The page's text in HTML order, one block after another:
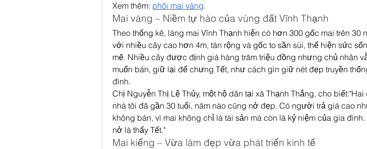
Xem thêm: phôi mai vàng.
Mai vàng – Niềm tự hào của vùng đất Vĩnh Thạnh
Theo thống kê, làng mai Vĩnh Thạnh hiện có hơn 300 gốc mai trên 30
với nhiều cây cao hơn 4m, tán rộng và gốc to sần sùi, thể hiện sức
mẽ. Nhiều cây được định giá hàng trăm triệu đồng nhưng chủ nhân
muốn bán, giữ lại để chưng Tết, như cách gìn giữ nét đẹp truyền
đình.
Chị Nguyễn Thị Lệ Thủy, một hộ dân tại xã Thạnh Thắng, cho biết:"Hai
nhà tôi đã gần 30 tuổi, năm nào cũng nở đẹp. Có người trả giá cao
không bán, vì mai không chỉ là tài sản mà còn là kỷ niệm của gia đình.
nở là thấy Tết."
Mai kiểng – Vừa làm đẹp vừa phát triển kinh tế